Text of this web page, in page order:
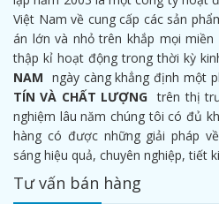
Việt Nam về cung cấp các sản
án lớn và nhỏ trên khắp mọi
thập kỉ hoạt động trong thời kỳ
NAM ngày càng khẳng định một
TÍN VÀ CHẤT LƯỢNG trên thị
nghiệm lâu năm chúng tôi có đủ
hàng có được những giải pháp
sáng hiệu quả, chuyên nghiệp, tiết
Tư vấn bán hàng